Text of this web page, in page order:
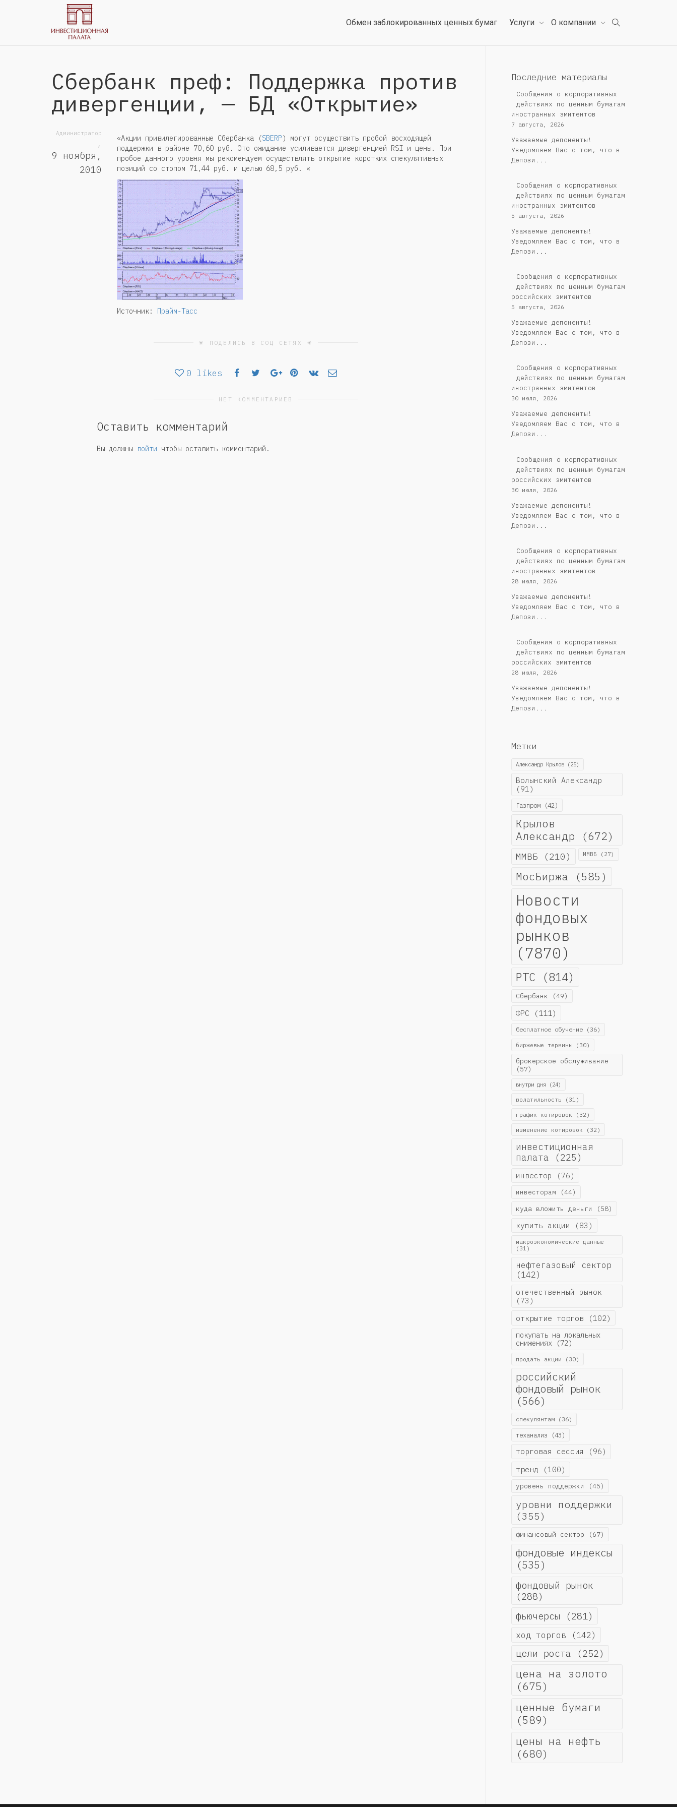
Обмен заблокированных ценных бумаг Услуги О компании
Сбербанк преф: Поддержка против
дивергенции, — БД «Открытие»
Администратор
,
9 ноября,
2010
«Акции привилегированные Сбербанка (SBERP) могут осуществить пробой восходящей
поддержки в районе 70,60 руб. Это ожидание усиливается дивергенцией RSI и цены. При
пробое данного уровня мы рекомендуем осуществлять открытие коротких спекулятивных
позиций со стопом 71,44 руб. и целью 68,5 руб. «
Источник: Прайм-Тасс
☀ ПОДЕЛИСЬ В СОЦ СЕТЯХ ☀
0 likes
НЕТ КОММЕНТАРИЕВ
Оставить комментарий
Вы должны войти чтобы оставить комментарий.
Последние материалы
Сообщения о корпоративных
действиях по ценным бумагам
иностранных эмитентов
7 августа, 2026
Уважаемые депоненты!
Уведомляем Вас о том, что в
Депози...
Сообщения о корпоративных
действиях по ценным бумагам
иностранных эмитентов
5 августа, 2026
Уважаемые депоненты!
Уведомляем Вас о том, что в
Депози...
Cообщения о корпоративных
действиях по ценным бумагам
российских эмитентов
5 августа, 2026
Уважаемые депоненты!
Уведомляем Вас о том, что в
Депози...
Сообщения о корпоративных
действиях по ценным бумагам
иностранных эмитентов
30 июля, 2026
Уважаемые депоненты!
Уведомляем Вас о том, что в
Депози...
Cообщения о корпоративных
действиях по ценным бумагам
российских эмитентов
30 июля, 2026
Уважаемые депоненты!
Уведомляем Вас о том, что в
Депози...
Сообщения о корпоративных
действиях по ценным бумагам
иностранных эмитентов
28 июля, 2026
Уважаемые депоненты!
Уведомляем Вас о том, что в
Депози...
Cообщения о корпоративных
действиях по ценным бумагам
российских эмитентов
28 июля, 2026
Уважаемые депоненты!
Уведомляем Вас о том, что в
Депози...
Метки
Александр Крылов(25)
Волынский Александр
(91)
Газпром(42)
Крылов
Александр (672)
ММВБ (210) ММВБ (27)
МосБиржа (585)
Новости
фондовых
рынков
(7870)
РТС (814)
Сбербанк (49)
ФРС (111)
бесплатное обучение(36)
биржевые термины(30)
брокерское обслуживание
(57)
внутри дня (24)
волатильность (31)
график котировок (32)
изменение котировок (32)
инвестиционная
палата (225)
инвестор (76)
инвесторам (44)
куда вложить деньги (58)
купить акции (83)
макроэкономические данные
(31)
нефтегазовый сектор
(142)
отечественный рынок
(73)
открытие торгов (102)
покупать на локальных
снижениях(72)
продать акции (30)
российский
фондовый рынок
(566)
спекулянтам(36)
теханализ (43)
торговая сессия (96)
тренд (100)
уровень поддержки (45)
уровни поддержки
(355)
финансовый сектор (67)
фондовые индексы
(535)
фондовый рынок
(288)
фьючерсы (281)
ход торгов (142)
цели роста (252)
цена на золото
(675)
ценные бумаги
(589)
цены на нефть
(680)